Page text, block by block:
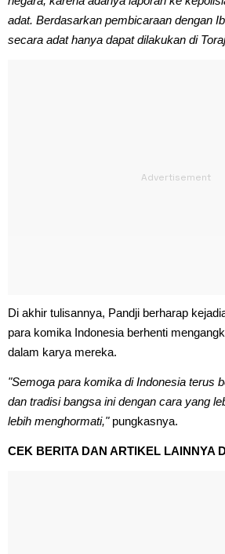
adat. Berdasarkan pembicaraan dengan
secara adat hanya dapat dilakukan di
Di akhir tulisannya, Pandji berharap
para komika Indonesia berhenti
dalam karya mereka.
"Semoga para komika di Indonesia terus
dan tradisi bangsa ini dengan cara yang
lebih menghormati," pungkasnya.
CEK BERITA DAN ARTIKEL LAINNYA